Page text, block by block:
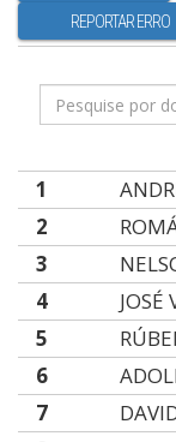
REPORTAR ERRO
1
2
3
4
JOSÉ
5
6
7